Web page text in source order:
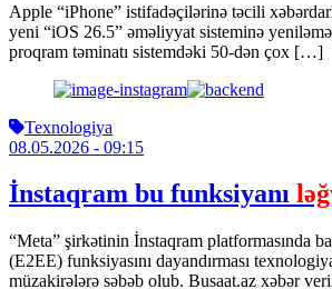
Apple “iPhone” istifadəçilərinə təcili
yeni “iOS 26.5” əməliyyat sisteminə
proqram təminatı sistemdəki 50-dən çox […]
Texnologiya
08.05.2026 - 09:15
İnstaqram bu funksiyanı
“Meta” şirkətinin İnstaqram platformasında
(E2EE) funksiyasını dayandırması
müzakirələrə səbəb olub. Busaat.az xəbər